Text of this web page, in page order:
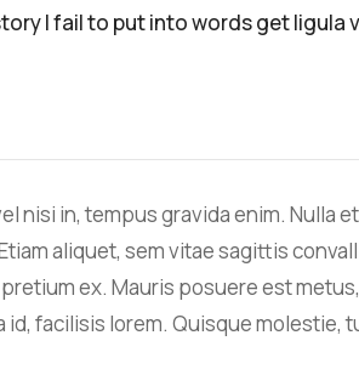
I fail to put into words get
nisi in, tempus gravida enim.
aliquet, sem vitae sagittis
ex. Mauris posuere est
facilisis lorem. Quisque molestie,